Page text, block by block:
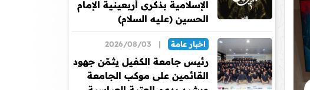
الإسلامية بذكرى أربعينية الإمام
الحسين (عليه السلام)
اخبار عامة |
2026/08/03
رئيس جامعة الكفيل يثمّن جهود
القائمين على موكب الجامعة